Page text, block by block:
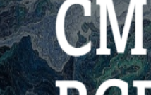
#banco-central
1 post encontrado.
2026-06-24• @an1at